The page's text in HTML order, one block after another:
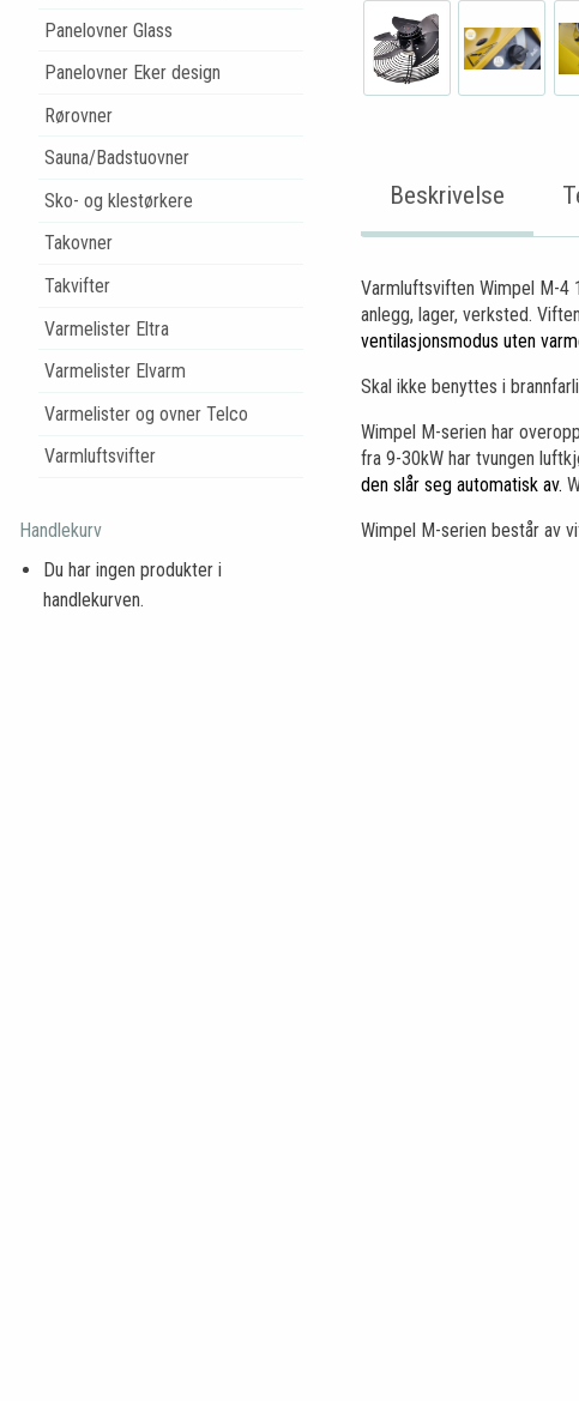
Beskrivelse
Varmluftsviften Wimpel M-4
anlegg, lager, verksted.
ventilasjonsmodus uten
Skal ikke benyttes i
Wimpel M-serien har
fra 9-30kW har tvungen
den slår seg automatisk av.
Wimpel M-serien består av
Panelovner Glass
Panelovner Eker design
Rørovner
Sauna/Badstuovner
Sko- og klestørkere
Takovner
Takvifter
Varmelister Eltra
Varmelister Elvarm
Varmelister og ovner Telco
Varmluftsvifter
Handlekurv
Du har ingen produkter i
handlekurven.